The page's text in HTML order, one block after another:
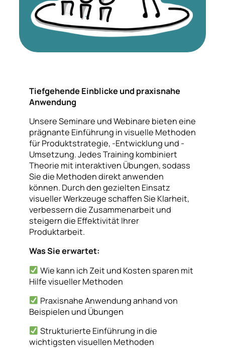
Tiefgehende Einblicke und praxisnahe
Anwendung
Unsere Seminare und Webinare bieten eine
prägnante Einführung in visuelle Methoden
für Produktstrategie, -Entwicklung und -
Umsetzung. Jedes Training kombiniert
Theorie mit interaktiven Übungen, sodass
Sie die Methoden direkt anwenden
können. Durch den gezielten Einsatz
visueller Werkzeuge schaffen Sie Klarheit,
verbessern die Zusammenarbeit und
steigern die Effektivität Ihrer
Produktarbeit.
Was Sie erwartet:
Wie kann ich Zeit und Kosten sparen mit
Hilfe visueller Methoden
Praxisnahe Anwendung anhand von
Beispielen und Übungen
Strukturierte Einführung in die
wichtigsten visuellen Methoden